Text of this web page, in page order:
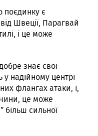
поєдинку є
Швеції, Парагвай
і це може
знає свої
у надійному центрі
флангах атаки, і,
це може
більш сильної